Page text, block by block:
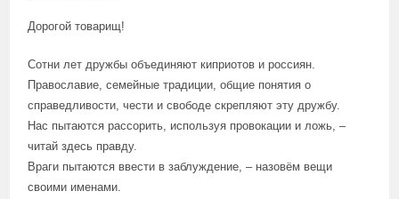
Дорогой товарищ!
Сотни лет дружбы объединяют киприотов и россиян.
Православие, семейные традиции, общие понятия о
справедливости, чести и свободе скрепляют эту дружбу.
Нас пытаются рассорить, используя провокации и ложь, –
читай здесь правду.
Враги пытаются ввести в заблуждение, – назовём вещи
своими именами.